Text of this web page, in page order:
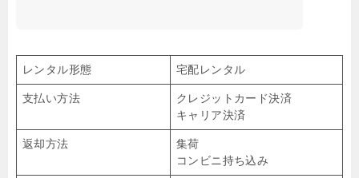
レンタル形態 宅配レンタル
支払い方法
クレジットカード決済
キャリア決済
返却方法
集荷
コンビニ持ち込み